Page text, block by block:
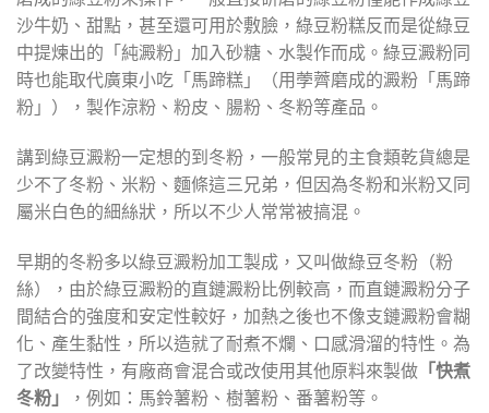
沙牛奶、甜點，甚至還可用於敷臉，綠豆粉糕反而是從綠豆
中提煉出的「純澱粉」加入砂糖、水製作而成。綠豆澱粉同
時也能取代廣東小吃「馬蹄糕」（用荸薺磨成的澱粉「馬蹄
粉」），製作涼粉、粉皮、腸粉、冬粉等產品。
講到綠豆澱粉一定想的到冬粉，一般常見的主食類乾貨總是
少不了冬粉、米粉、麵條這三兄弟，但因為冬粉和米粉又同
屬米白色的細絲狀，所以不少人常常被搞混。
早期的冬粉多以綠豆澱粉加工製成，又叫做綠豆冬粉（粉
絲），由於綠豆澱粉的直鏈澱粉比例較高，而直鏈澱粉分子
間結合的強度和安定性較好，加熱之後也不像支鏈澱粉會糊
化、產生黏性，所以造就了耐煮不爛、口感滑溜的特性。為
了改變特性，有廠商會混合或改使用其他原料來製做 「快煮
冬粉」
，例如：馬鈴薯粉、樹薯粉、番薯粉等。